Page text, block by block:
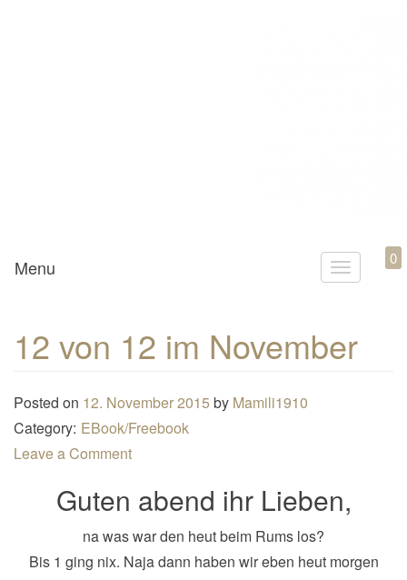
Mamili1910
T
g
i
Menu 0
12 von 12 im November
Posted on 12. November 2015 by Mamili1910
Category: EBook/Freebook
Leave a Comment
Guten abend ihr Lieben,
na was war den heut beim Rums los?
Bis 1 ging nix. Naja dann haben wir eben heut morgen